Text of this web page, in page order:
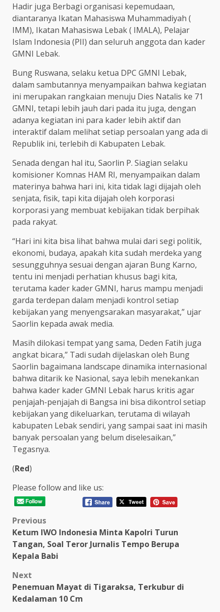
Hadir juga Berbagi organisasi kepemudaan,
diantaranya Ikatan Mahasiswa Muhammadiyah (
IMM), Ikatan Mahasiswa Lebak ( IMALA), Pelajar
Islam Indonesia (PII) dan seluruh anggota dan kader
GMNI Lebak.
Bung Ruswana, selaku ketua DPC GMNI Lebak,
dalam sambutannya menyampaikan bahwa kegiatan
ini merupakan rangkaian menuju Dies Natalis ke 71
GMNI, tetapi lebih jauh dari pada itu juga, dengan
adanya kegiatan ini para kader lebih aktif dan
interaktif dalam melihat setiap persoalan yang ada di
Republik ini, terlebih di Kabupaten Lebak.
Senada dengan hal itu, Saorlin P. Siagian selaku
komisioner Komnas HAM RI, menyampaikan dalam
materinya bahwa hari ini, kita tidak lagi dijajah oleh
senjata, fisik, tapi kita dijajah oleh korporasi
korporasi yang membuat kebijakan tidak berpihak
pada rakyat.
“Hari ini kita bisa lihat bahwa mulai dari segi politik,
ekonomi, budaya, apakah kita sudah merdeka yang
sesungguhnya sesuai dengan ajaran Bung Karno,
tentu ini menjadi perhatian khusus bagi kita,
terutama kader kader GMNI, harus mampu menjadi
garda terdepan dalam menjadi kontrol setiap
kebijakan yang menyengsarakan masyarakat,” ujar
Saorlin kepada awak media.
Masih dilokasi tempat yang sama, Deden Fatih juga
angkat bicara,” Tadi sudah dijelaskan oleh Bung
Saorlin bagaimana landscape dinamika internasional
bahwa ditarik ke Nasional, saya lebih menekankan
bahwa kader kader GMNI Lebak harus kritis agar
penjajah-penjajah di Bangsa ini bisa dikontrol setiap
kebijakan yang dikeluarkan, terutama di wilayah
kabupaten Lebak sendiri, yang sampai saat ini masih
banyak persoalan yang belum diselesaikan,”
Tegasnya.
(Red)
Please follow and like us:
Post
navigation
Previous
Ketum IWO Indonesia Minta Kapolri Turun
Tangan, Soal Teror Jurnalis Tempo Berupa
Kepala Babi
Next
Penemuan Mayat di Tigaraksa, Terkubur di
Kedalaman 10 Cm